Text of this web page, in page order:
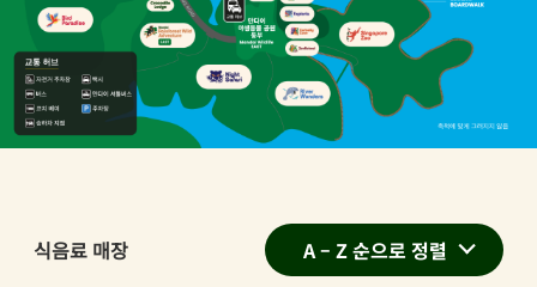
식음료 매장 A – Z 순으로 정렬